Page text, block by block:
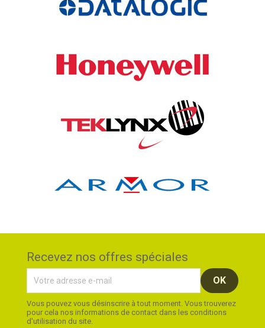
Recevez nos offres spéciales
Vous pouvez vous désinscrire à tout moment. Vous trouverez
pour cela nos informations de contact dans les conditions
d'utilisation du site.